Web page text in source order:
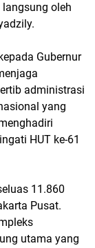
oleh
Gubernur
administrasi
yang
HUT ke-61
11.860
Pusat.
utama yang